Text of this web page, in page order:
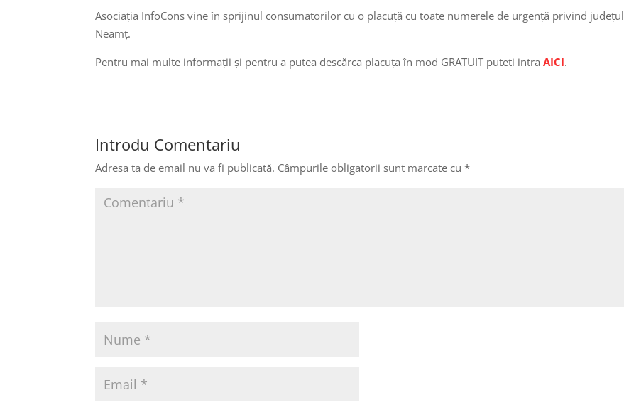
Asociația InfoCons vine în sprijinul consumatorilor cu o placuță cu toate numerele de urgență privind județul
Neamț.
Pentru mai multe informații și pentru a putea descărca placuța în mod GRATUIT puteti intra AICI.
Introdu Comentariu
Adresa ta de email nu va fi publicată. Câmpurile obligatorii sunt marcate cu*